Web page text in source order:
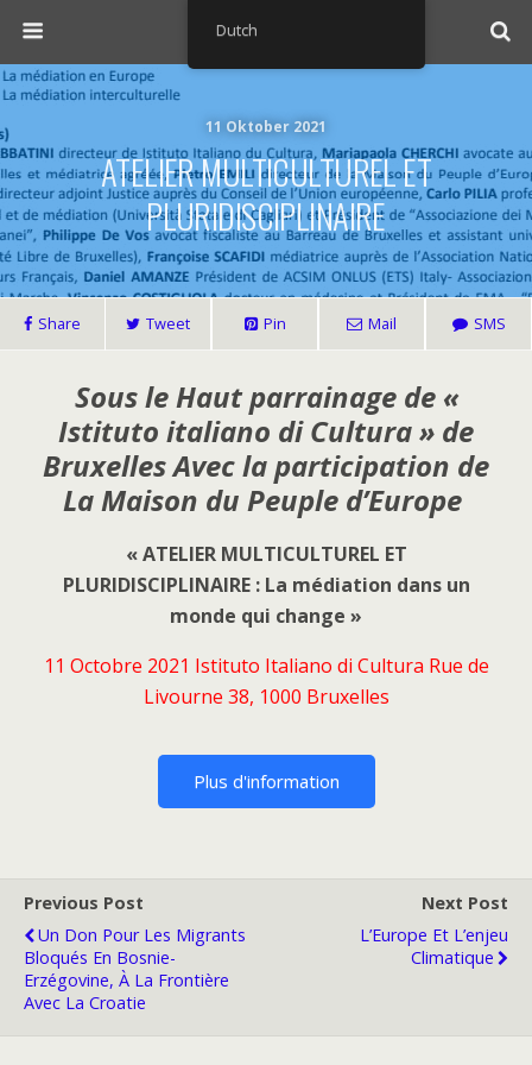
11 Oktober 2021
ATELIER MULTICULTUREL ET
PLURIDISCIPLINAIRE
Share Tweet Pin Mail SMS
Sous le Haut parrainage de «
Istituto italiano di Cultura » de
Bruxelles Avec la participation de
La Maison du Peuple d’Europe
« ATELIER MULTICULTUREL ET
PLURIDISCIPLINAIRE : La médiation dans un
monde qui change »
11 Octobre 2021 Istituto Italiano di Cultura Rue de
Livourne 38, 1000 Bruxelles
Plus d'information
Previous Post
Un Don Pour Les Migrants
Bloqués En Bosnie-
Erzégovine, À La Frontière
Avec La Croatie
Next Post
L’Europe Et L’enjeu
Climatique
Dutch